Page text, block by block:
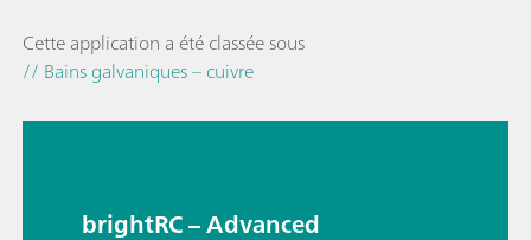
Cette application a été classée sous
// Bains galvaniques – cuivre
brightRC – Advanced